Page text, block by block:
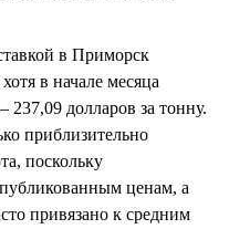
в Приморск
в начале месяца
долларов за тонну.
приблизительно
поскольку
ценам, а
привязано к средним